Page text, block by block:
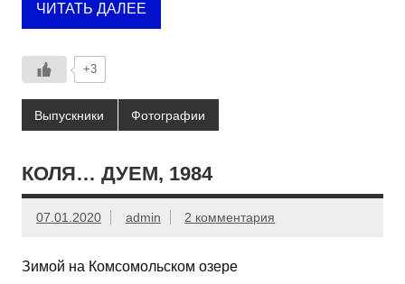
ЧИТАТЬ ДАЛЕЕ
+3
Выпускники Фотографии
КОЛЯ… ДУЕМ, 1984
07.01.2020 admin 2 комментария
Зимой на Комсомольском озере